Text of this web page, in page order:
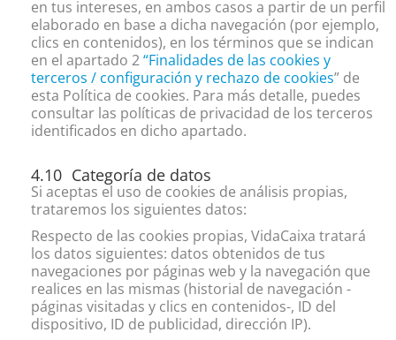
en tus intereses, en ambos casos a partir de un perfil
elaborado en base a dicha navegación (por ejemplo,
clics en contenidos), en los términos que se indican
en el apartado 2“Finalidades de las cookies y
terceros / configuración y rechazo de cookies” de
esta Política de cookies. Para más detalle, puedes
consultar las políticas de privacidad de los terceros
identificados en dicho apartado.
Categoría de datos
Si aceptas el uso de cookies de análisis propias,
trataremos los siguientes datos:
Respecto de las cookies propias, VidaCaixa tratará
los datos siguientes: datos obtenidos de tus
navegaciones por páginas web y la navegación que
realices en las mismas (historial de navegación -
páginas visitadas y clics en contenidos-, ID del
dispositivo, ID de publicidad, dirección IP).